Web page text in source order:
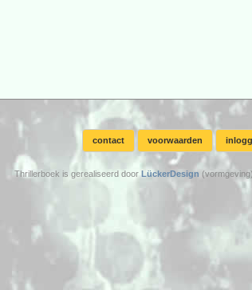
contact voorwaarden
Thrillerboek is gerealiseerd door LückerDesign